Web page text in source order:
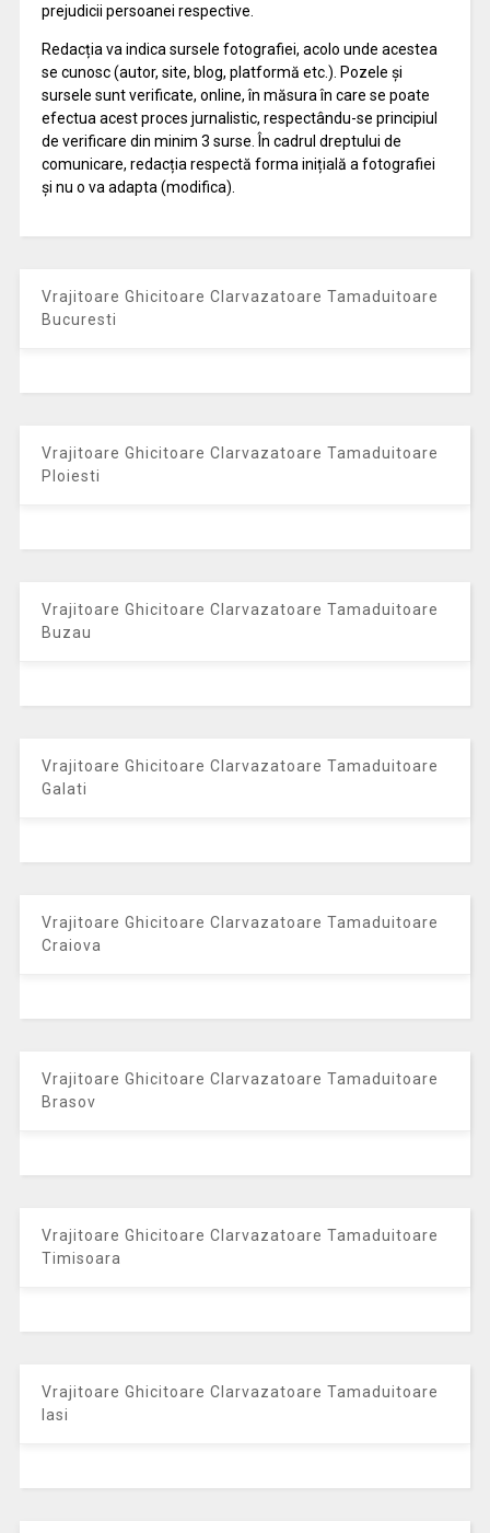
prejudicii persoanei respective.
Redacția va indica sursele fotografiei, acolo unde acestea
se cunosc (autor, site, blog, platformă etc.). Pozele și
sursele sunt verificate, online, în măsura în care se poate
efectua acest proces jurnalistic, respectându-se principiul
de verificare din minim 3 surse. În cadrul dreptului de
comunicare, redacția respectă forma inițială a fotografiei
și nu o va adapta (modifica).
Vrajitoare Ghicitoare Clarvazatoare Tamaduitoare
Bucuresti
Vrajitoare Ghicitoare Clarvazatoare Tamaduitoare
Ploiesti
Vrajitoare Ghicitoare Clarvazatoare Tamaduitoare
Buzau
Vrajitoare Ghicitoare Clarvazatoare Tamaduitoare
Galati
Vrajitoare Ghicitoare Clarvazatoare Tamaduitoare
Craiova
Vrajitoare Ghicitoare Clarvazatoare Tamaduitoare
Brasov
Vrajitoare Ghicitoare Clarvazatoare Tamaduitoare
Timisoara
Vrajitoare Ghicitoare Clarvazatoare Tamaduitoare
Iasi